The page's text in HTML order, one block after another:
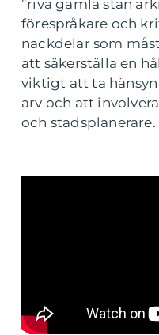
”riva gamla stan
förespråkare och
nackdelar som
att säkerställa en
viktigt att ta
arv och att
och stadsplanerare.